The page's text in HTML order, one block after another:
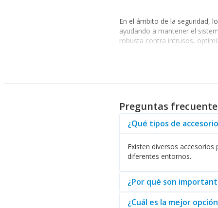
En el ámbito de la seguridad,
ayudando a mantener el
robusta contra intrusos,
Opciones Adicionales
añadido a su sistema de
La recomendación esrealizar
propiedad le espera.
Preguntas
¿Qué tipos de
Existen diversos
diferentes entornos.
¿Por qué son
¿Cuál es la mejor